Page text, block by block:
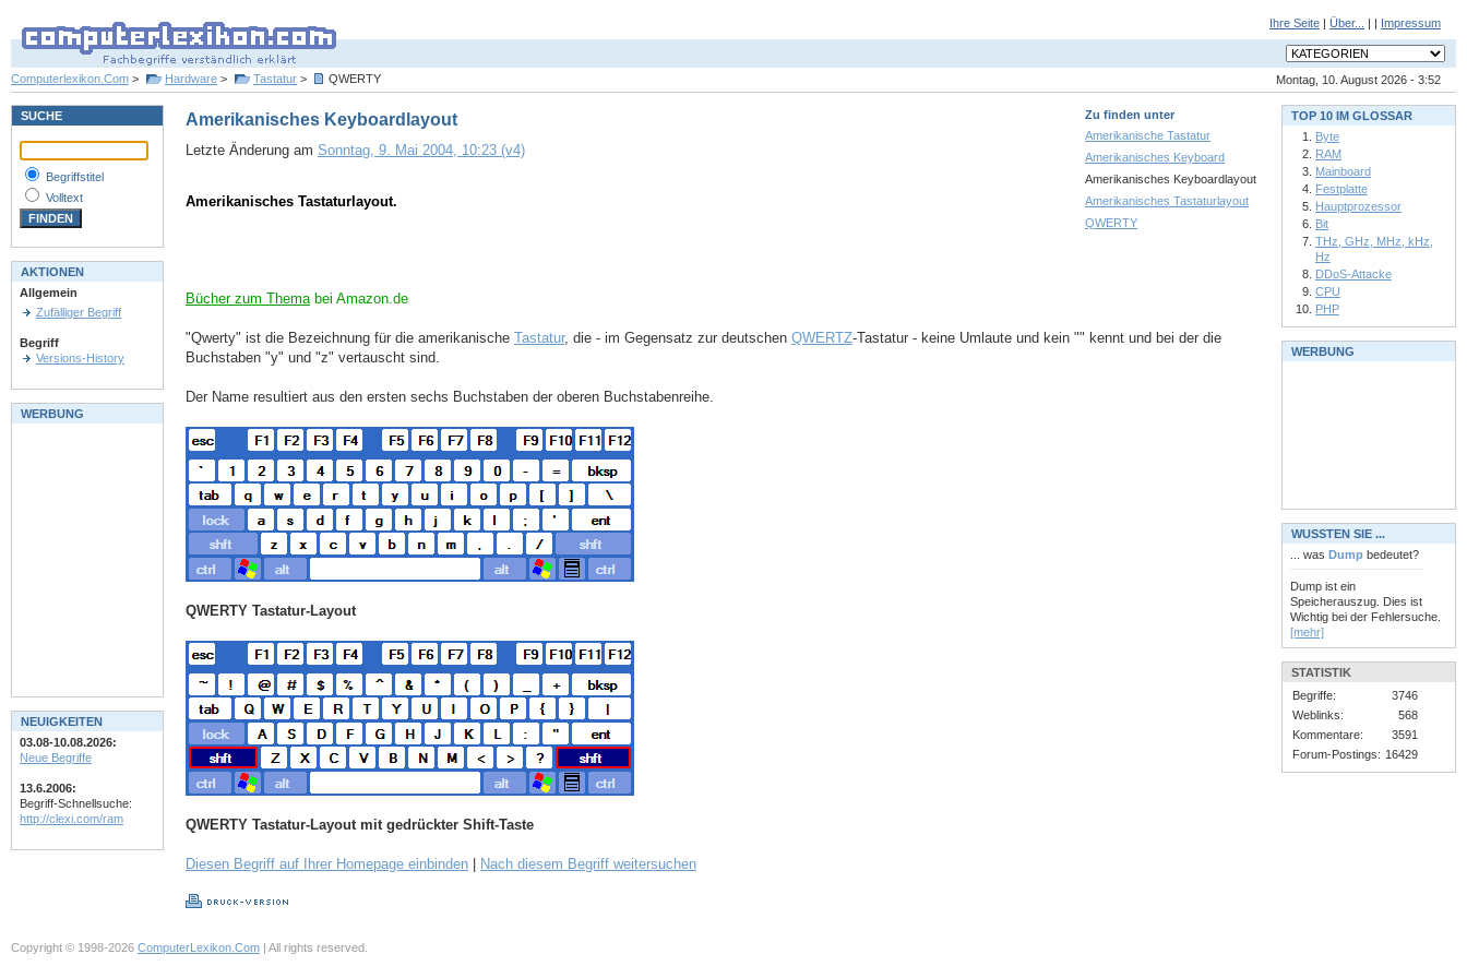
Ihre Seite | Über... | | Impressum
Montag, 10. August 2026 - 3:52
Computerlexikon.Com > Hardware > Tastatur > QWERTY
Zu finden unter
Amerikanische Tastatur
Amerikanisches Keyboard
Amerikanisches Keyboardlayout
Amerikanisches Tastaturlayout
QWERTY
Amerikanisches Keyboardlayout
Letzte Änderung am Sonntag, 9. Mai 2004, 10:23 (v4)
Amerikanisches Tastaturlayout.
Bücher zum Themabei Amazon.de
"Qwerty" ist die Bezeichnung für die amerikanische Tastatur, die - im Gegensatz zur deutschen QWERTZ-Tastatur - keine Umlaute und kein "" kennt und bei der die
Buchstaben "y" und "z" vertauscht sind.
Der Name resultiert aus den ersten sechs Buchstaben der oberen Buchstabenreihe.
QWERTY Tastatur-Layout
QWERTY Tastatur-Layout mit gedrückter Shift-Taste
Diesen Begriff auf Ihrer Homepage einbinden Nach diesem Begriff weitersuchen
SUCHE
Begriffstitel
Volltext
AKTIONEN
Allgemein
Zufälliger Begriff
Begriff
Versions-History
WERBUNG
NEUIGKEITEN
03.08-10.08.2026:
Neue Begriffe
13.6.2006:
Begriff-Schnellsuche:
http://clexi.com/ram
TOP 10 IM GLOSSAR
Byte
RAM
Mainboard
Festplatte
Hauptprozessor
Bit
THz, GHz, MHz, kHz,
Hz
DDoS-Attacke
CPU
PHP
WERBUNG
WUSSTEN SIE ...
... was Dump bedeutet?
Dump ist ein
Speicherauszug. Dies ist
Wichtig bei der Fehlersuche.
[mehr]
STATISTIK
Begriffe:
3746
Weblinks:
568
Kommentare:
3591
Forum-Postings: 16429
Copyright © 1998-2026 ComputerLexikon.Com | All rights reserved.